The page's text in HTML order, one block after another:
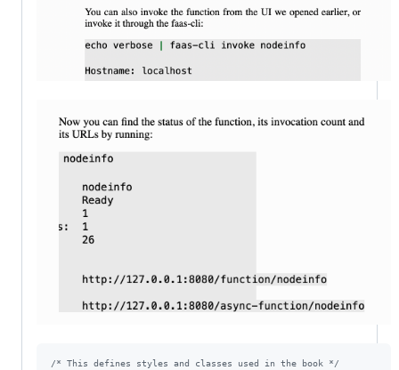
/* This defines styles and classes used in the book */